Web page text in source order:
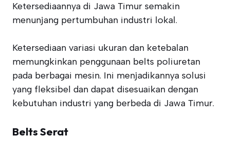
Ketersediaannya di Jawa Timur semakin
menunjang pertumbuhan industri lokal.
Ketersediaan variasi ukuran dan ketebalan
memungkinkan penggunaan belts poliuretan
pada berbagai mesin. Ini menjadikannya solusi
yang fleksibel dan dapat disesuaikan dengan
kebutuhan industri yang berbeda di Jawa Timur.
Belts Serat